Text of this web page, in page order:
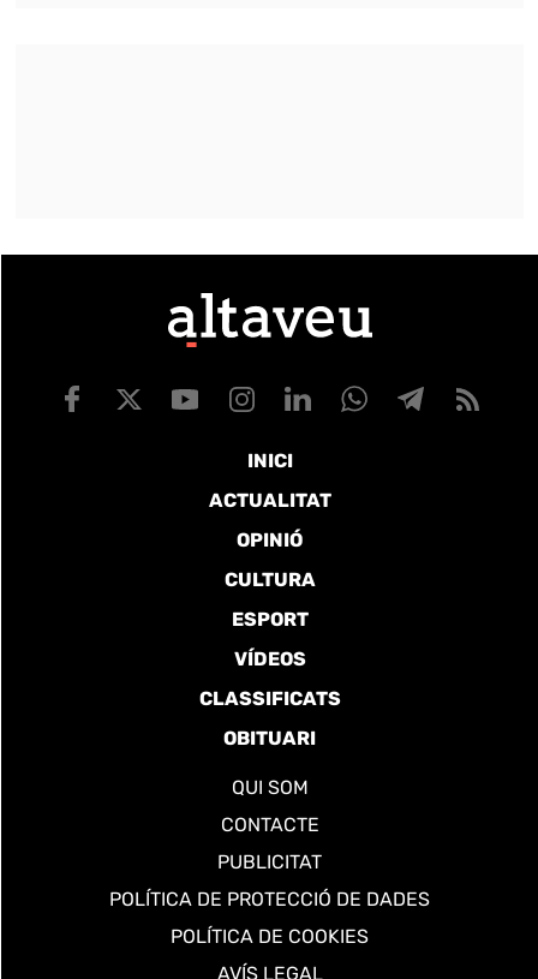
INICI
ACTUALITAT
OPINIÓ
CULTURA
ESPORT
VÍDEOS
CLASSIFICATS
OBITUARI
QUI SOM
CONTACTE
PUBLICITAT
POLÍTICA DE PROTECCIÓ DE DADES
POLÍTICA DE COOKIES
AVÍS LEGAL